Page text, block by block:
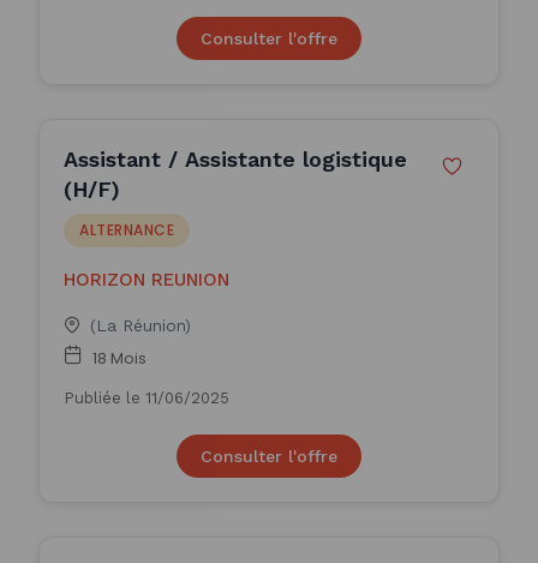
Consulter l'offre
Assistant / Assistante logistique
(H/F)
ALTERNANCE
HORIZON REUNION
(La Réunion)
18 Mois
Publiée le 11/06/2025
Consulter l'offre